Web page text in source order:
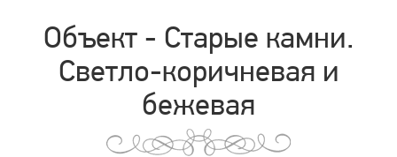
Объект - Старые камни.
Светло-коричневая и
бежевая